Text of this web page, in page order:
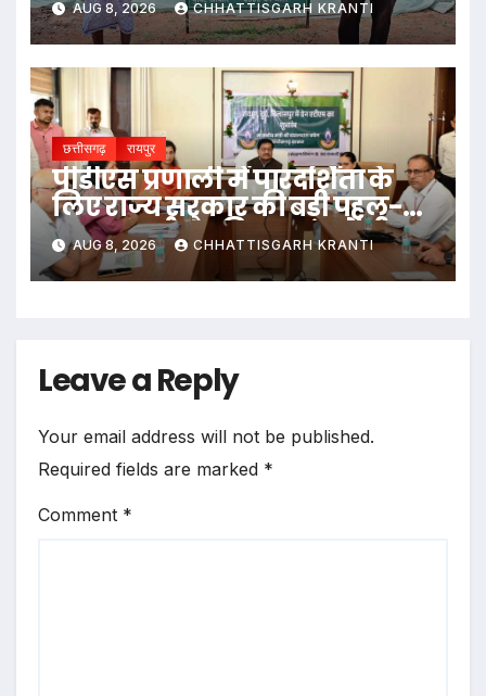
AUG 8, 2026 CHHATTISGARH KRANTI
छत्तीसगढ़ रायपुर
पीडीएस प्रणाली में पारदर्शिता के
लिए राज्य सरकार की बड़ी पहल-
रायपुर, दुर्ग और बिलासपुर में तीन
‘अन्नपूर्ति ग्रेन एटीएम‘ का शुभारंभ
AUG 8, 2026 CHHATTISGARH KRANTI
Leave a Reply
Your email address will not be published.
Required fields are marked *
Comment *